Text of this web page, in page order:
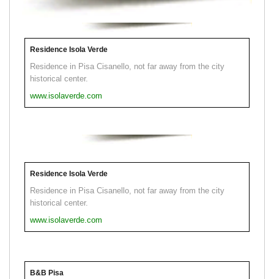
Residence Isola Verde
Residence in Pisa Cisanello, not far away from the city
historical center.
www.isolaverde.com
Residence Isola Verde
Residence in Pisa Cisanello, not far away from the city
historical center.
www.isolaverde.com
B&B Pisa